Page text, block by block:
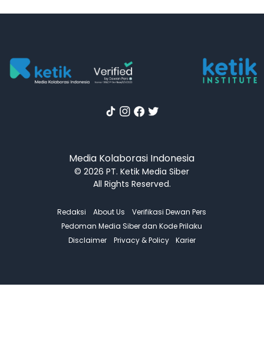
Media Kolaborasi Indonesia
© 2026 PT. Ketik Media Siber
All Rights Reserved.
Redaksi About Us
Verifikasi Dewan Pers
Pedoman Media Siber dan Kode Prilaku
Disclaimer
Privacy & Policy Karier